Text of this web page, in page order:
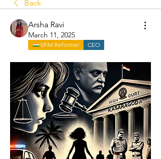
Back
Arsha Ravi
March 11, 2025
VFM Reformer CEO